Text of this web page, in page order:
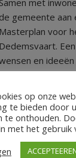
Samen met
de gemeente aan
Masterplan voor
Dedemsvaart.
en
verwerkt. Het
LEES MEER
op onze
te bieden door
te onthouden.
met het gebruik